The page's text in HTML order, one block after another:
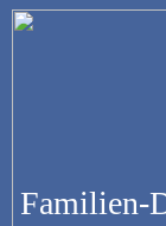
Familien-